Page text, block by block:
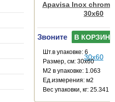
Apavisa Inox
30x60
Звоните В КОРЗИНУ
Шт.в упаковке: 6
Размер, см: 30x60
М2 в упаковке: 1.063
Ед.измерения: м2
Веc упаковки, кг: 25.341